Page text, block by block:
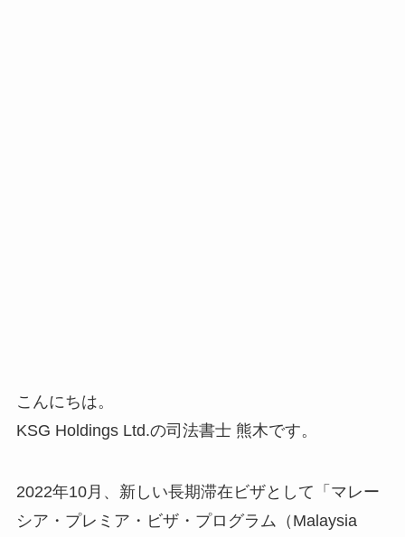
こんにちは。
KSG Holdings Ltd.の司法書士 熊木です。
2022年10月、新しい長期滞在ビザとして「マレー
シア・プレミア・ビザ・プログラム（Malaysia